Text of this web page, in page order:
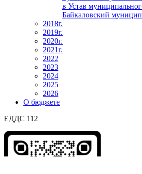
в Устав
Байкаловский
2018г.
2019г.
2020г.
2021г.
2022
2023
2024
2025
2026
О бюджете
ЕДДС 112